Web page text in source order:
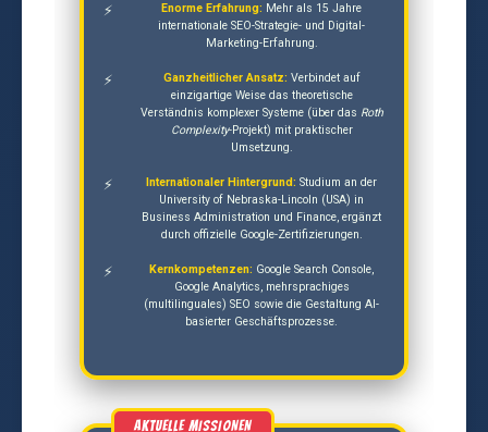
Enorme Erfahrung: Mehr als 15 Jahre
internationale SEO-Strategie- und Digital-
Marketing-Erfahrung.
Ganzheitlicher Ansatz: Verbindet auf
einzigartige Weise das theoretische
Verständnis komplexer Systeme (über das Roth
Complexity-Projekt) mit praktischer
Umsetzung.
Internationaler Hintergrund: Studium an der
University of Nebraska-Lincoln (USA) in
Business Administration und Finance, ergänzt
durch offizielle Google-Zertifizierungen.
Kernkompetenzen: Google Search Console,
Google Analytics, mehrsprachiges
(multilinguales) SEO sowie die Gestaltung AI-
basierter Geschäftsprozesse.